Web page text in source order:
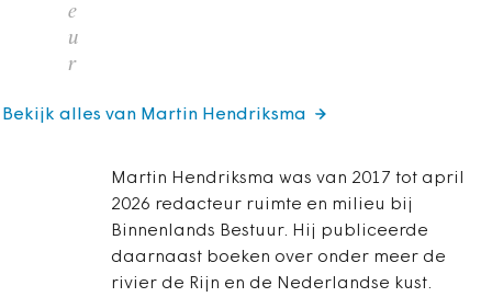
e
u
r
Martin Hendriksma was van 2017 tot april
2026 redacteur ruimte en milieu bij
Binnenlands Bestuur. Hij publiceerde
daarnaast boeken over onder meer de
rivier de Rijn en de Nederlandse kust.
Bekijk alles van Martin Hendriksma